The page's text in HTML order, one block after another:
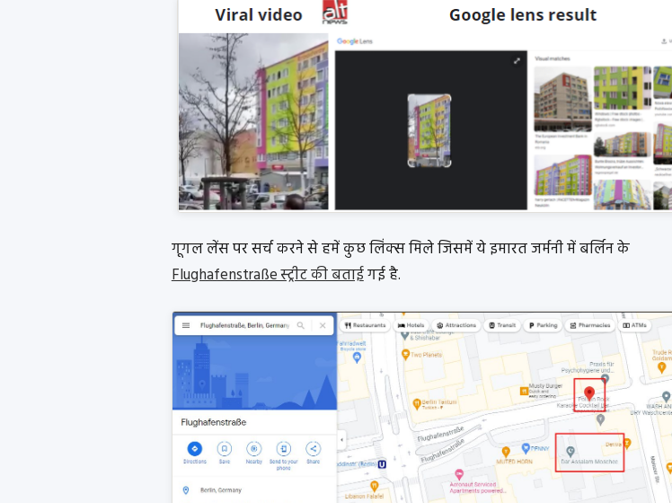
गूगल लेंस पर सर्च करने से हमें कुछ लिंक्स मिले जिसमें ये इमारत जर्मनी में बर्लिन के
Flughafenstraße स्ट्रीट की बताईगई है.